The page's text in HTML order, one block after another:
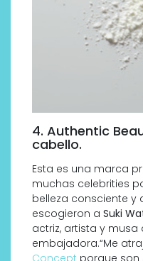
4. Authentic
cabello.
Esta es una marca
muchas celebrities
belleza consciente y
escogieron a Suki
actriz, artista y
embajadora.“Me